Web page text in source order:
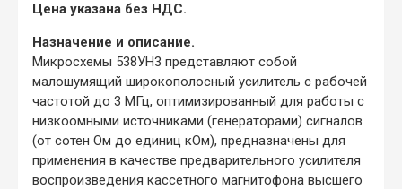
Цена указана без НДС.
Назначение и описание.
Микросхемы 538УН3 представляют собой
малошумящий широкополосный усилитель с рабочей
частотой до 3 МГц, оптимизированный для работы с
низкоомными источниками (генераторами) сигналов
(от сотен Ом до единиц кОм), предназначены для
применения в качестве предварительного усилителя
воспроизведения кассетного магнитофона высшего